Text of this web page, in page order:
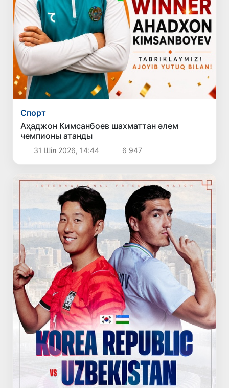
Спорт
Аҳаджон Кимсанбоев шахматтан әлем
чемпионы атанды
31 Шіл 2026, 14:44 6 947